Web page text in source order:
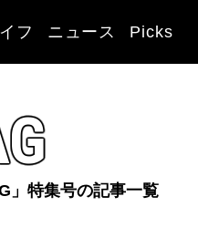
フ ニュース Picks
」特集号の記事一覧